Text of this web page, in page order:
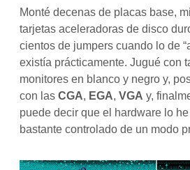
Monté decenas de placas base,
tarjetas aceleradoras de disco
cientos de jumpers cuando lo de
existía prácticamente. Jugué con
monitores en blanco y negro y,
con lasCGA, EGA,VGA y,
puede decir que el hardware lo
bastante controlado de un modo